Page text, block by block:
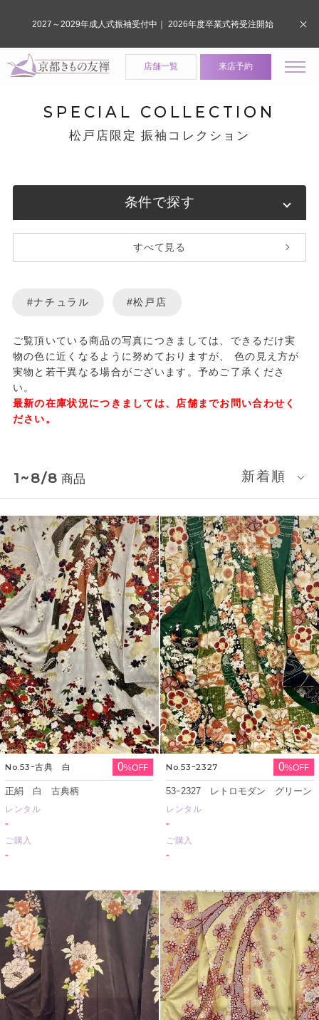
店舗一覧 来店予約
SPECIAL COLLECTION
松戸店限定 振袖コレクション
条件で探す
すべて見る
#ナチュラル #松戸店
ご覧頂いている商品の写真につきましては、できるだけ実
物の色に近くなるように努めておりますが、
色の見え方が
実物と若干異なる場合がございます。予めご了承くださ
い。
最新の在庫状況につきましては、店舗までお問い合わせく
ださい。
1~8/8 商品 新着順
No.53ｰ古典 白 0%OFF
正絹 白 古典柄
レンタル
-
ご購入
-
No.53ｰ2327 0%OFF
53ｰ2327 レトロモダン グリーン
レンタル
-
ご購入
-
2027～2029年成人式振袖受付中｜ 2026年度卒業式袴受注開始